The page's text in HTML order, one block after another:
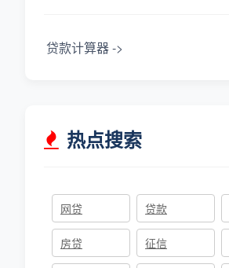
贷款计算器 ->
热点搜索
网贷 贷款
房贷 征信